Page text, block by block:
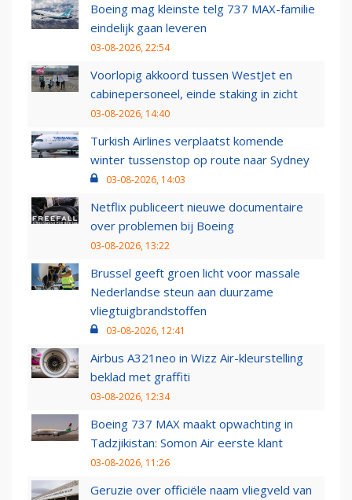
Boeing mag kleinste telg 737 MAX-familie
eindelijk gaan leveren
03-08-2026, 22:54
Voorlopig akkoord tussen WestJet en
cabinepersoneel, einde staking in zicht
03-08-2026, 14:40
Turkish Airlines verplaatst komende
winter tussenstop op route naar Sydney
03-08-2026, 14:03
Netflix publiceert nieuwe documentaire
over problemen bij Boeing
03-08-2026, 13:22
Brussel geeft groen licht voor massale
Nederlandse steun aan duurzame
vliegtuigbrandstoffen
03-08-2026, 12:41
Airbus A321neo in Wizz Air-kleurstelling
beklad met graffiti
03-08-2026, 12:34
Boeing 737 MAX maakt opwachting in
Tadzjikistan: Somon Air eerste klant
03-08-2026, 11:26
Geruzie over officiële naam vliegveld van